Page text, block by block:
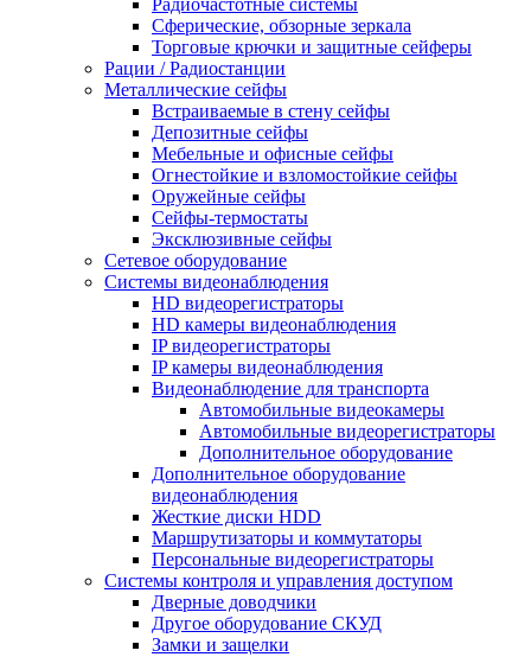
Радиочастотные системы
Сферические, обзорные зеркала
Торговые крючки и защитные сейферы
Рации / Радиостанции
Металлические сейфы
Встраиваемые в стену сейфы
Депозитные сейфы
Мебельные и офисные сейфы
Огнестойкие и взломостойкие сейфы
Оружейные сейфы
Сейфы-термостаты
Эксклюзивные сейфы
Сетевое оборудование
Системы видеонаблюдения
HD видеорегистраторы
HD камеры видеонаблюдения
IP видеорегистраторы
IP камеры видеонаблюдения
Видеонаблюдение для транспорта
Автомобильные видеокамеры
Автомобильные видеорегистраторы
Дополнительное оборудование
Дополнительное оборудование
видеонаблюдения
Жесткие диски HDD
Маршрутизаторы и коммутаторы
Персональные видеорегистраторы
Системы контроля и управления доступом
Дверные доводчики
Другое оборудование СКУД
Замки и защелки